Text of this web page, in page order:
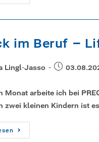
im Beruf –
Lingl-Jasso
Monat arbeite ich bei
zwei kleinen Kindern ist